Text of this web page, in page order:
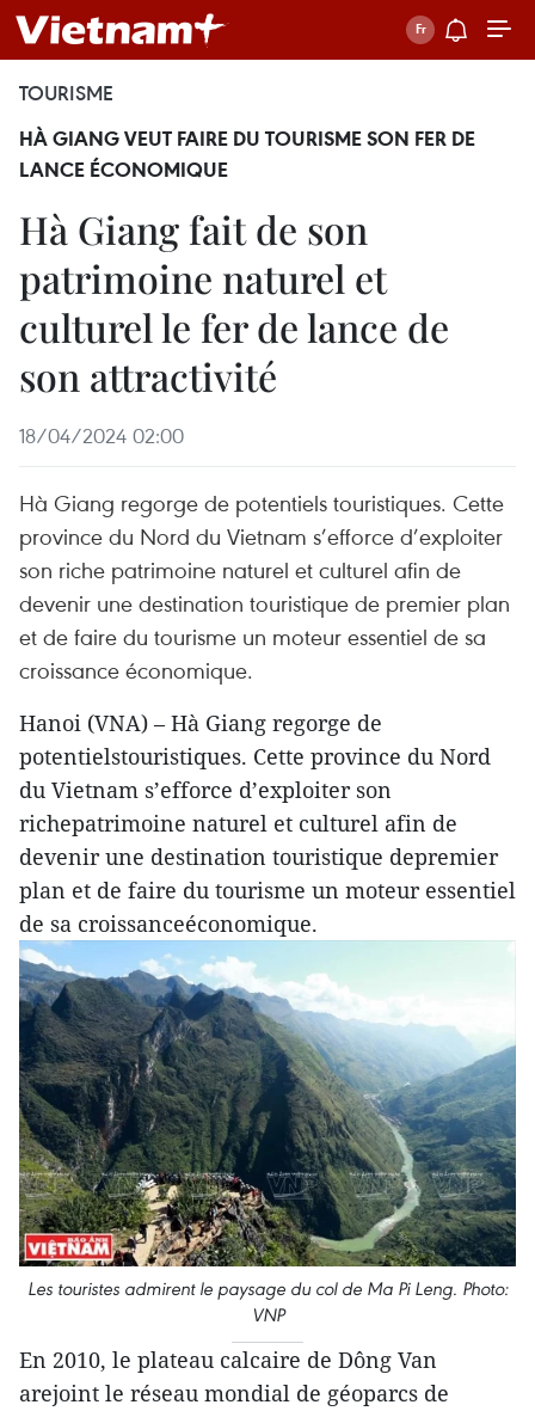
TOURISME
HÀ GIANG VEUT FAIRE DU TOURISME SON FER DE
LANCE ÉCONOMIQUE
Hà Giang fait de son
patrimoine naturel et
culturel le fer de lance de
son attractivité
18/04/2024 02:00
Hà Giang regorge de potentiels touristiques. Cette
province du Nord du Vietnam s’efforce d’exploiter
son riche patrimoine naturel et culturel afin de
devenir une destination touristique de premier plan
et de faire du tourisme un moteur essentiel de sa
croissance économique.
Hanoi (VNA) – Hà Giang regorge de
potentielstouristiques. Cette province du Nord
du Vietnam s’efforce d’exploiter son
richepatrimoine naturel et culturel afin de
devenir une destination touristique depremier
plan et de faire du tourisme un moteur essentiel
de sa croissanceéconomique.
Les touristes admirent le paysage du col de Ma Pi Leng. Photo:
VNP
En 2010, le plateau calcaire de Dông Van
arejoint le réseau mondial de géoparcs de